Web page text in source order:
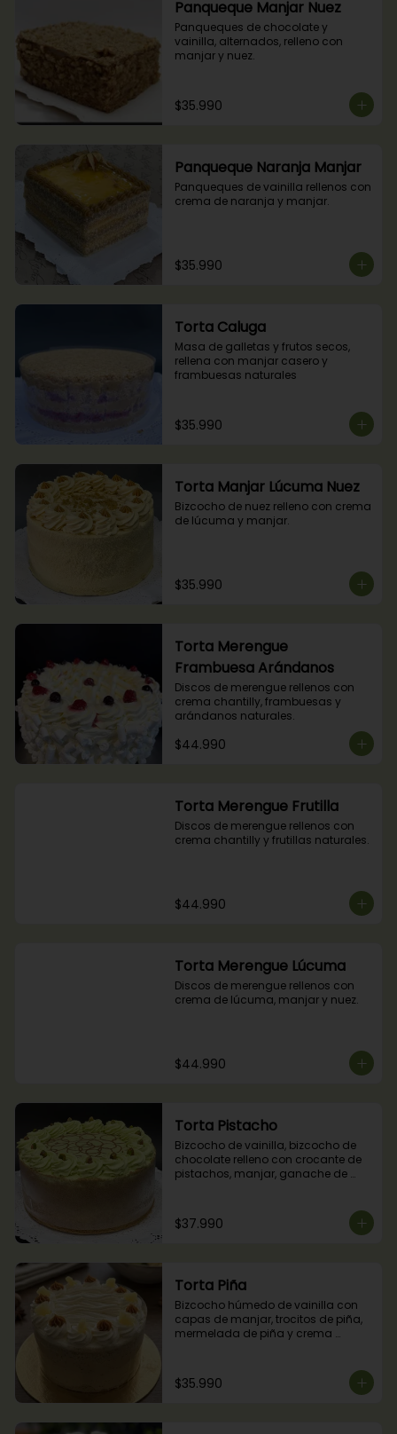
Panqueque Manjar Nuez
Panqueques de chocolate y
vainilla, alternados, relleno con
manjar y nuez.
$35.990
Panqueque Naranja Manjar
Panqueques de vainilla rellenos con
crema de naranja y manjar.
$35.990
Torta Caluga
Masa de galletas y frutos secos,
rellena con manjar casero y
frambuesas naturales
$35.990
Torta Manjar Lúcuma Nuez
Bizcocho de nuez relleno con crema
de lúcuma y manjar.
$35.990
Torta Merengue
Frambuesa Arándanos
Discos de merengue rellenos con
crema chantilly, frambuesas y
arándanos naturales.
$44.990
Torta Merengue Frutilla
Discos de merengue rellenos con
crema chantilly y frutillas naturales.
$44.990
Torta Merengue Lúcuma
Discos de merengue rellenos con
crema de lúcuma, manjar y nuez.
$44.990
Torta Pistacho
Bizcocho de vainilla, bizcocho de
chocolate relleno con crocante de
pistachos, manjar, ganache de
$37.990
Torta Piña
Bizcocho húmedo de vainilla con
capas de manjar, trocitos de piña,
mermelada de piña y crema
$35.990